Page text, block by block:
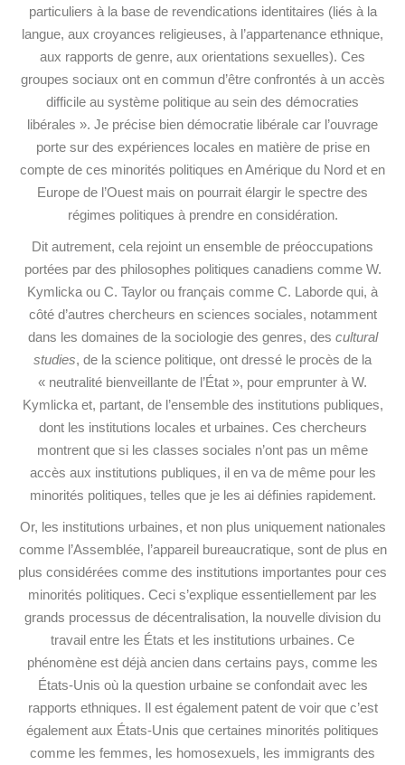
particuliers à la base de revendications identitaires (liés à la
langue, aux croyances religieuses, à l’appartenance ethnique,
aux rapports de genre, aux orientations sexuelles). Ces
groupes sociaux ont en commun d’être confrontés à un accès
difficile au système politique au sein des démocraties
libérales ». Je précise bien démocratie libérale car l’ouvrage
porte sur des expériences locales en matière de prise en
compte de ces minorités politiques en Amérique du Nord et en
Europe de l’Ouest mais on pourrait élargir le spectre des
régimes politiques à prendre en considération.
Dit autrement, cela rejoint un ensemble de préoccupations
portées par des philosophes politiques canadiens comme W.
Kymlicka ou C. Taylor ou français comme C. Laborde qui, à
côté d’autres chercheurs en sciences sociales, notamment
dans les domaines de la sociologie des genres, des cultural
studies, de la science politique, ont dressé le procès de la
« neutralité bienveillante de l’État », pour emprunter à W.
Kymlicka et, partant, de l’ensemble des institutions publiques,
dont les institutions locales et urbaines. Ces chercheurs
montrent que si les classes sociales n’ont pas un même
accès aux institutions publiques, il en va de même pour les
minorités politiques, telles que je les ai définies rapidement.
Or, les institutions urbaines, et non plus uniquement nationales
comme l’Assemblée, l’appareil bureaucratique, sont de plus en
plus considérées comme des institutions importantes pour ces
minorités politiques. Ceci s’explique essentiellement par les
grands processus de décentralisation, la nouvelle division du
travail entre les États et les institutions urbaines. Ce
phénomène est déjà ancien dans certains pays, comme les
États-Unis où la question urbaine se confondait avec les
rapports ethniques. Il est également patent de voir que c’est
également aux États-Unis que certaines minorités politiques
comme les femmes, les homosexuels, les immigrants des